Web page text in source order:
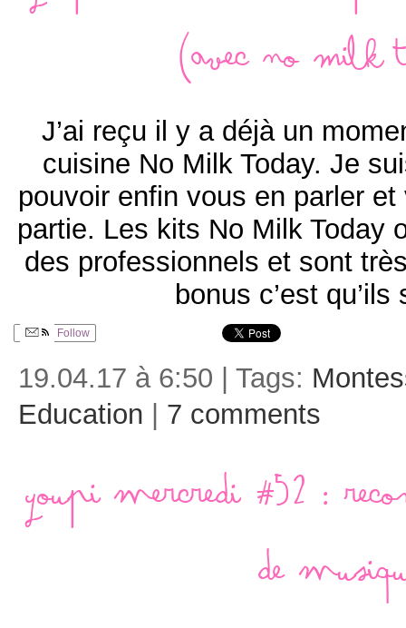
(avec No Milk
J’ai reçu il y a déjà un
cuisine No Milk Today. Je
pouvoir enfin vous en parler
partie. Les kits No Milk Today
des professionnels et sont
bonus c’est
Follow
19.04.17 à 6:50 | Tags:
Education
7 comments
Youpi mercredi #52 :
de